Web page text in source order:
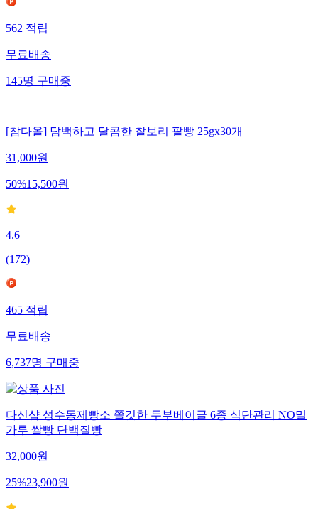
562 적립
무료배송
145명 구매중
[참다올] 담백하고 달콤한 찰보리 팥빵 25gx30개
31,000원
50%15,500원
4.6
(172)
465적립
무료배송
6,737명구매중
다신샵 성수동제빵소 쫄깃한 두부베이글 6종 식단관리 NO밀
가루 쌀빵 단백질빵
32,000원
25%23,900원